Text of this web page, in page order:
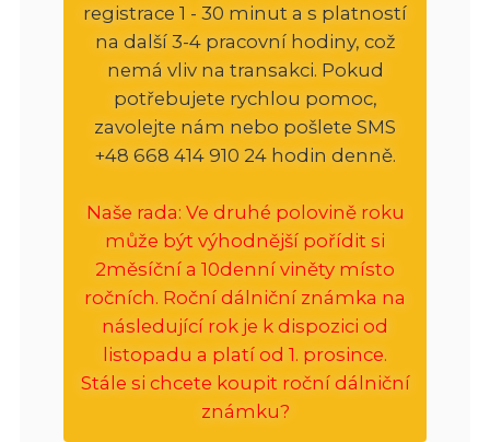
registrace 1 - 30 minut a s platností
na další 3-4 pracovní hodiny, což
nemá vliv na transakci. Pokud
potřebujete rychlou pomoc,
zavolejte nám nebo pošlete SMS
+48 668 414 910 24 hodin denně.
Naše rada: Ve druhé polovině roku
může být výhodnější pořídit si
2měsíční a 10denní viněty místo
ročních. Roční dálniční známka na
následující rok je k dispozici od
listopadu a platí od 1. prosince.
Stále si chcete koupit roční dálniční
známku?